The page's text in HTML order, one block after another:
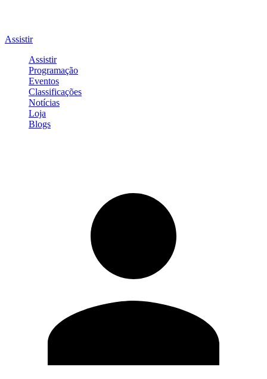
Assistir
Assistir
Programação
Eventos
Classificações
Notícias
Loja
Blogs